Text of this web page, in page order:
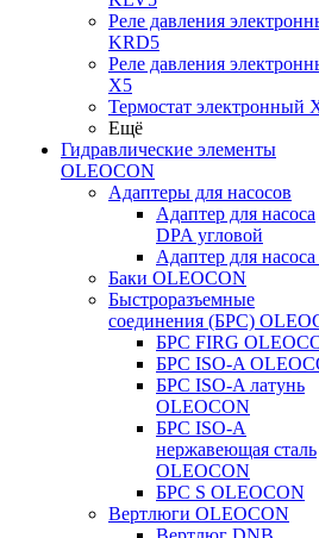
Реле давления
KRD5
Реле давления
X5
Термостат электронный
Ещё
Гидравлические элементы
OLEOCON
Адаптеры для насосов
Адаптер для насоса
DPA угловой
Адаптер для насоса
Баки OLEOCON
Быстроразъемные
соединения (БРС)
БРС FIRG
БРС ISO-A
БРС ISO-A латунь
OLEOCON
БРС ISO-A
нержавеющая сталь
OLEOCON
БРС S OLEOCON
Вертлюги OLEOCON